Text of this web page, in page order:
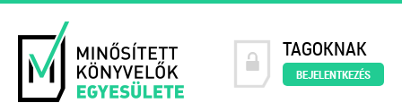
TAGOKNAK
BEJELENTKEZÉS